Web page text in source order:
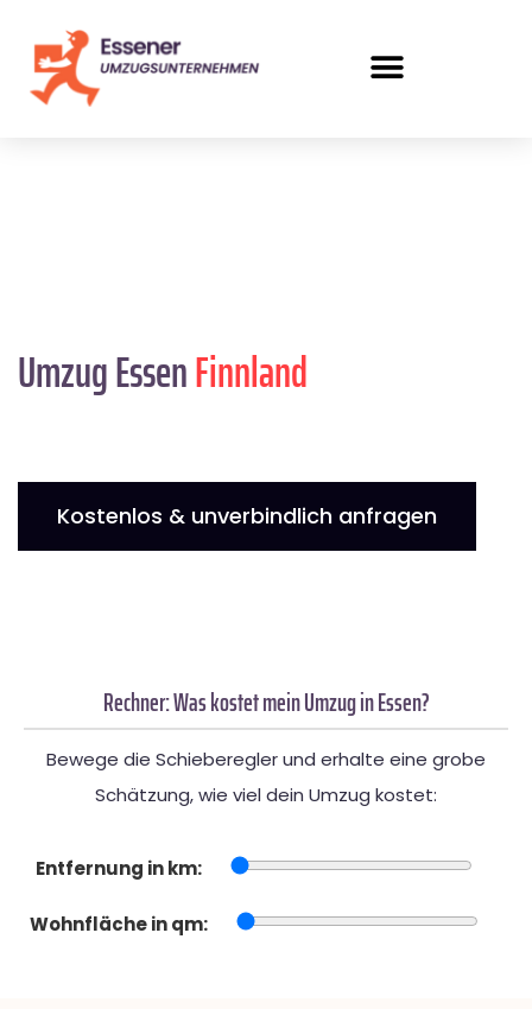
Umzug EssenFinnland
Kostenlos & unverbindlich anfragen
Rechner: Was kostet mein Umzug in Essen?
Bewege die Schieberegler und erhalte eine grobe
Schätzung, wie viel dein Umzug kostet:
Entfernung in km:
Wohnfläche in qm: